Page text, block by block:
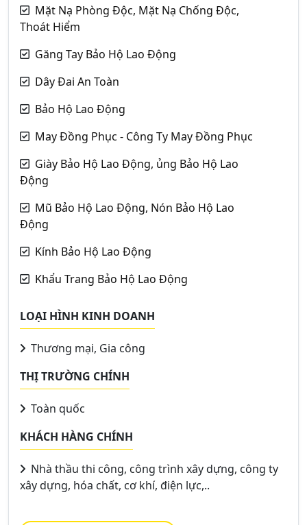
Mặt Nạ Phòng Độc, Mặt Nạ Chống Độc,
Thoát Hiểm
Găng Tay Bảo Hộ Lao Động
Dây Đai An Toàn
Bảo Hộ Lao Động
May Đồng Phục - Công Ty May Đồng Phục
Giày Bảo Hộ Lao Động, ủng Bảo Hộ Lao
Động
Mũ Bảo Hộ Lao Động, Nón Bảo Hộ Lao
Động
Kính Bảo Hộ Lao Động
Khẩu Trang Bảo Hộ Lao Động
LOẠI HÌNH KINH DOANH
Thương mại, Gia công
THỊ TRƯỜNG CHÍNH
Toàn quốc
KHÁCH HÀNG CHÍNH
Nhà thầu thi công, công trình xây dựng, công ty
xây dựng, hóa chất, cơ khí, điện lực,..